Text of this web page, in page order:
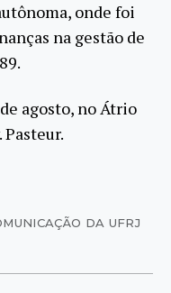
onde foi
na gestão de
agosto, no Átrio
DA UFRJ